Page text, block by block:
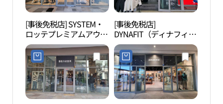
[事後免税店] SYSTEM・
ロッテプレミアムアウト
レットイチョン（利川）
店(시스템 롯데프리미엄
아울렛 이천점)
[事後免税店]
DYNAFIT（ディナフィッ
ト）・ロッテプレミアム
アウトレットイチョン
（利川）店(다이나핏 롯
데프리미엄아울렛 이천
점)